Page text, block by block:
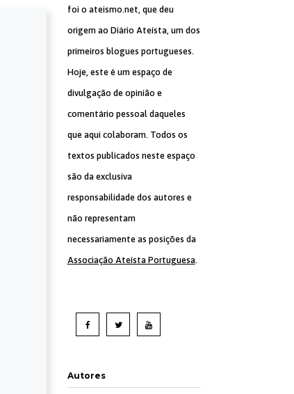
foi o ateismo.net, que deu
origem ao Diário Ateísta, um dos
primeiros blogues portugueses.
Hoje, este é um espaço de
divulgação de opinião e
comentário pessoal daqueles
que aqui colaboram. Todos os
textos publicados neste espaço
são da exclusiva
responsabilidade dos autores e
não representam
necessariamente as posições da
Associação Ateísta Portuguesa.
Autores